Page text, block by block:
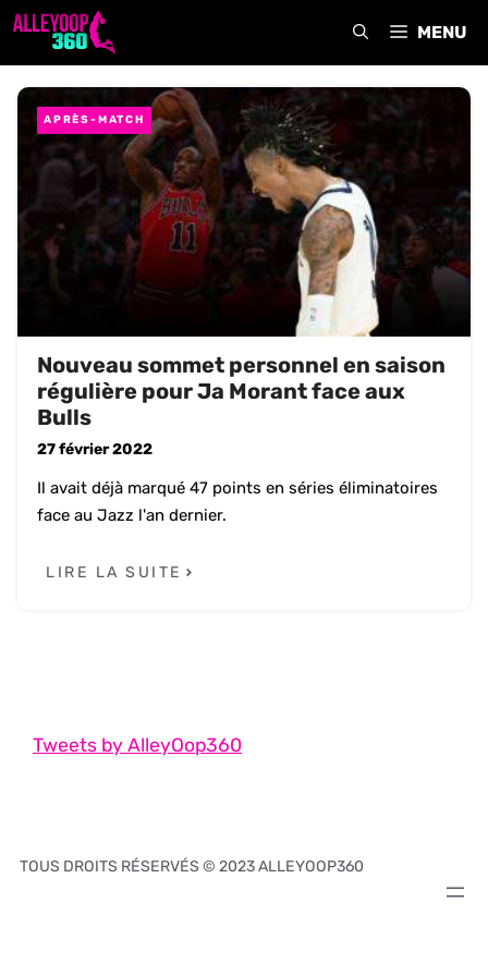
Aller
MENU
APRÈS-MATCH
Nouveau sommet personnel en saison
régulière pour Ja Morant face aux
Bulls
27 février 2022
Il avait déjà marqué 47 points en séries éliminatoires
face au Jazz l'an dernier.
LIRE LA SUITE
Tweets by AlleyOop360
TOUS DROITS RÉSERVÉS © 2023 ALLEYOOP360